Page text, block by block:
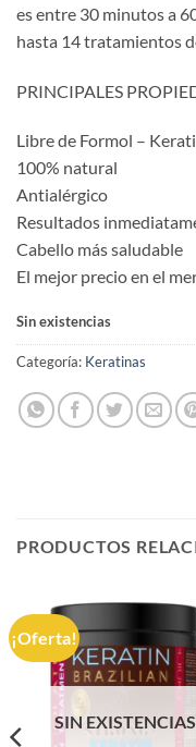
es entre 30 minutos a
hasta 14 tratamientos
PRINCIPALES
Libre de Formol –
100% natural
Antialérgico
Resultados
Cabello más saludable
El mejor precio en el
Sin existencias
Categoría: Keratinas
PRODUCTOS
¡Oferta!
SIN EXISTENCIAS